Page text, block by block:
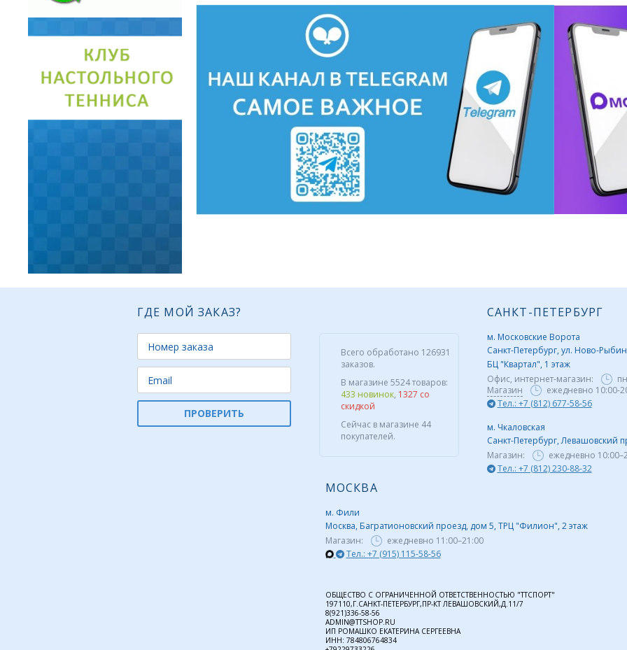
ГДЕ МОЙ ЗАКАЗ?
ПРОВЕРИТЬ
Всего обработано 126931
заказов.
В магазине 5524 товаров:
433 новинок, 1327 со
скидкой
Сейчас в магазине 44
покупателей.
САНКТ-ПЕТЕРБУРГ
м. Московские Ворота
Санкт-Петербург, ул. Ново-
БЦ "Квартал", 1 этаж
Офис, интернет-магазин:
Магазин
ежедневно 10:00-
Тел.: +7 (812) 677-58-56
м. Чкаловская
Санкт-Петербург, Левашовский
Магазин:
ежедневно
Тел.: +7 (812) 230-88-32
МОСКВА
м. Фили
Москва, Багратионовский проезд, дом 5, ТРЦ "Филион", 2 этаж
Магазин:
ежедневно 11:00–21:00
Тел.: +7 (915) 115-58-56
ОБЩЕСТВО С ОГРАНИЧЕННОЙ ОТВЕТСТВЕННОСТЬЮ "ТТСПОРТ"
197110,Г.САНКТ-ПЕТЕРБУРГ,ПР-КТ ЛЕВАШОВСКИЙ,Д.11/7
8(921)336-58-56
ADMIN@TTSHOP.RU
ИП РОМАШКО ЕКАТЕРИНА СЕРГЕЕВНА
ИНН: 784806764834